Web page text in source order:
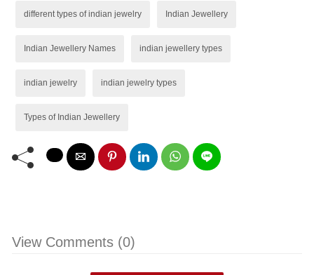
different types of indian jewelry Indian Jewellery
Indian Jewellery Names indian jewellery types
indian jewelry indian jewelry types
Types of Indian Jewellery
View Comments (0)